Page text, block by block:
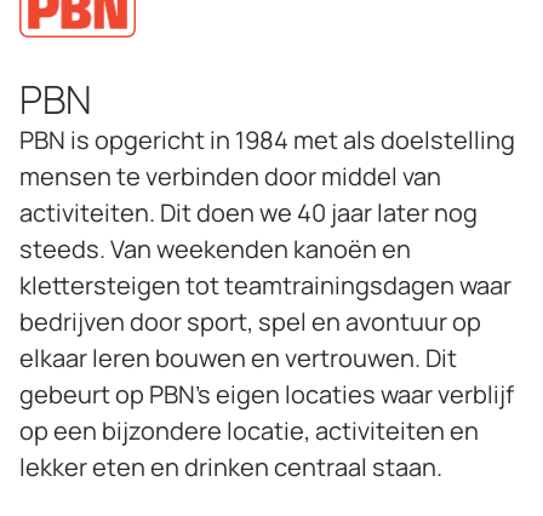
PBN
PBN is opgericht in 1984 met als doelstelling
mensen te verbinden door middel van
activiteiten. Dit doen we 40 jaar later nog
steeds. Van weekenden kanoën en
klettersteigen tot teamtrainingsdagen waar
bedrijven door sport, spel en avontuur op
elkaar leren bouwen en vertrouwen. Dit
gebeurt op PBN’s eigen locaties waar verblijf
op een bijzondere locatie, activiteiten en
lekker eten en drinken centraal staan.